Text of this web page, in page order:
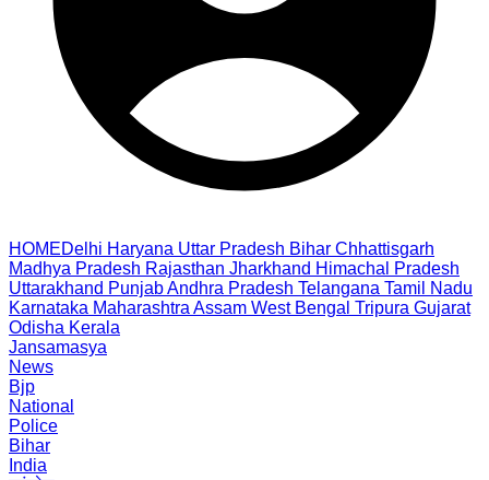
HOMEDelhi Haryana Uttar Pradesh Bihar Chhattisgarh
Madhya Pradesh Rajasthan Jharkhand Himachal Pradesh
Uttarakhand PunjabAndhra Pradesh Telangana Tamil Nadu
Karnataka Maharashtra Assam West Bengal Tripura Gujarat
Odisha Kerala
Jansamasya
News
Bjp
National
Police
Bihar
India